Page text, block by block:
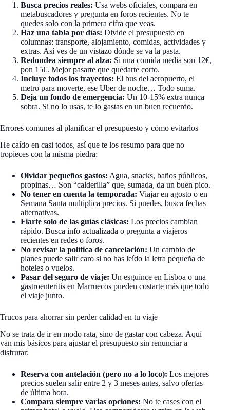
Busca precios reales: Usa webs oficiales, compara en
metabuscadores y pregunta en foros recientes. No te
quedes solo con la primera cifra que veas.
Haz una tabla por días: Divide el presupuesto en
columnas: transporte, alojamiento, comidas, actividades y
extras. Así ves de un vistazo dónde se va la pasta.
Redondea siempre al alza: Si una comida media son 12€,
pon 15€. Mejor pasarte que quedarte corto.
Incluye todos los trayectos: El bus del aeropuerto, el
metro para moverte, ese Uber de noche… Todo suma.
Deja un fondo de emergencia: Un 10-15% extra nunca
sobra. Si no lo usas, te lo gastas en un buen recuerdo.
Errores comunes al planificar el presupuesto y cómo evitarlos
He caído en casi todos, así que te los resumo para que no
tropieces con la misma piedra:
Olvidar pequeños gastos: Agua, snacks, baños públicos,
propinas… Son “calderilla” que, sumada, da un buen pico.
No tener en cuenta la temporada: Viajar en agosto o en
Semana Santa multiplica precios. Si puedes, busca fechas
alternativas.
Fiarte solo de las guías clásicas: Los precios cambian
rápido. Busca info actualizada o pregunta a viajeros
recientes en redes o foros.
No revisar la política de cancelación: Un cambio de
planes puede salir caro si no has leído la letra pequeña de
hoteles o vuelos.
Pasar del seguro de viaje: Un esguince en Lisboa o una
gastroenteritis en Marruecos pueden costarte más que todo
el viaje junto.
Trucos para ahorrar sin perder calidad en tu viaje
No se trata de ir en modo rata, sino de gastar con cabeza. Aquí
van mis básicos para ajustar el presupuesto sin renunciar a
disfrutar:
Reserva con antelación (pero no a lo loco): Los mejores
precios suelen salir entre 2 y 3 meses antes, salvo ofertas
de última hora.
Compara siempre varias opciones: No te cases con el